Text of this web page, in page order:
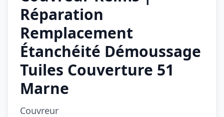
Réparation
Remplacement
Étanchéité Démoussage
Tuiles Couverture 51
Marne
Couvreur